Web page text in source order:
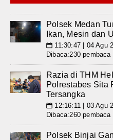
Polsek Medan
Ikan, Mesin dan
📅 11:30:47 | 04 Agu
Dibaca:230 pembaca
Razia di THM
Polrestabes Sita
Tersangka
📅 12:16:11 | 03 Agu
Dibaca:260 pembaca
Polsek Binjai